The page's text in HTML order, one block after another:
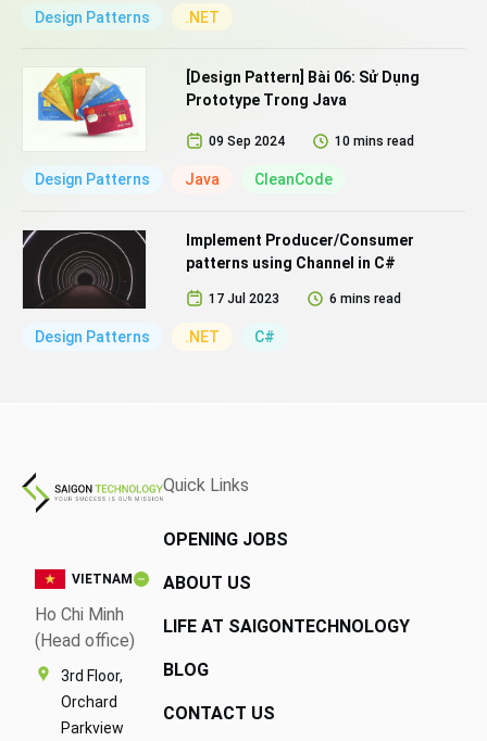
Design Patterns .NET
[Design Pattern] Bài 06: Sử Dụng
Prototype Trong Java
09 Sep 2024 10 mins read
Design Patterns Java CleanCode
Implement Producer/Consumer
patterns using Channel in C#
17 Jul 2023 6 mins read
Design Patterns .NET C#
VIETNAM
Ho Chi Minh
(Head office)
3rd Floor,
Orchard
Parkview
Quick Links
OPENING JOBS
ABOUT US
LIFE AT SAIGONTECHNOLOGY
BLOG
CONTACT US